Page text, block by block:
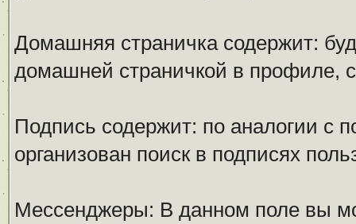
Домашняя страничка содержит:
домашней страничкой в профиле,
Подпись содержит: по аналогии с
организован поиск в подписях
Мессенджеры: В данном поле вы